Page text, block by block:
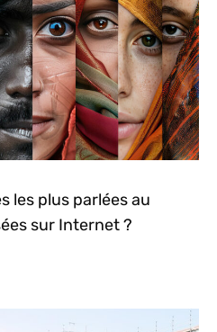
les plus parlées au
sur Internet ?